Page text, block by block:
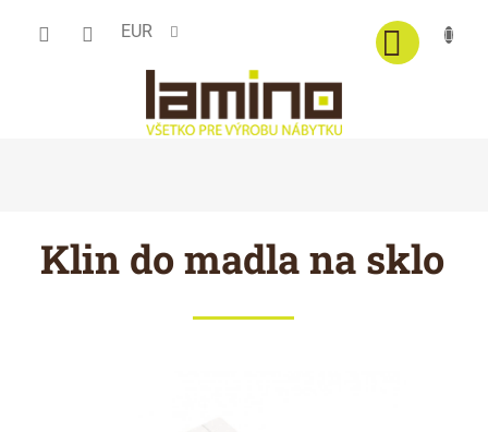
EUR
Klin do madla na sklo